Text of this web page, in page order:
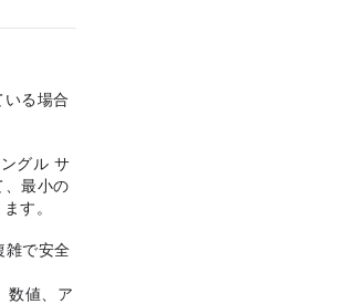
る場合
グル サ
最小の
す。
雑で安全
数値、ア